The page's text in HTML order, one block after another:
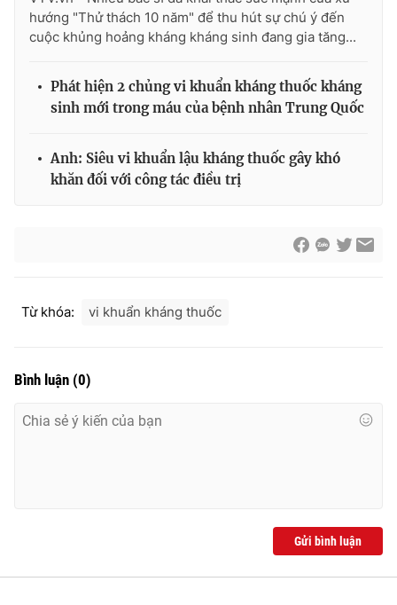
THỜI BÁO VTV
Theo dõi báo trên
Tổng Biên tập: Vũ Thanh Thủy
Tổng đài VTV:
toasoan@vtv.vn
hướng "Thử thách 10 năm" để thu hút sự chú ý đến
cuộc khủng hoảng kháng kháng sinh đang gia tăng...
Phát hiện 2 chủng vi khuẩn kháng thuốc kháng
sinh mới trong máu của bệnh nhân Trung Quốc
Anh: Siêu vi khuẩn lậu kháng thuốc gây khó
khăn đối với công tác điều trị
Từ khóa: vi khuẩn kháng thuốc
Bình luận (0)
Gửi bình luận